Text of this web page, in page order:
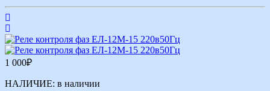
1 000₽
НАЛИЧИЕ: в наличии